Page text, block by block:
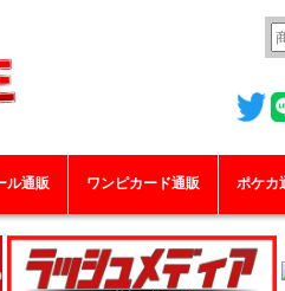
ル通販 ワンピカード通販 ポケカ